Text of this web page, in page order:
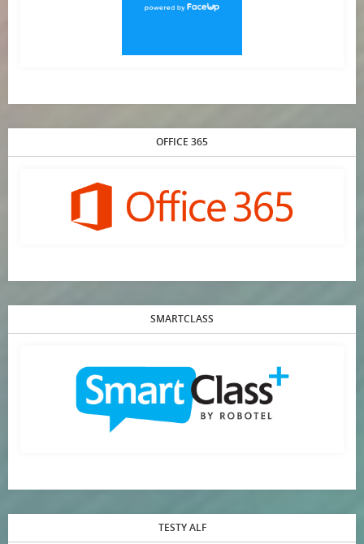
OFFICE 365
SMARTCLASS
TESTY ALF